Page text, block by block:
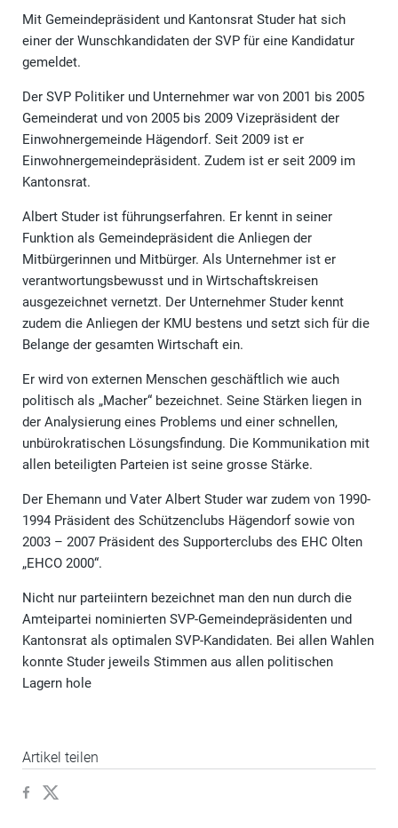
Mit Gemeindepräsident und Kantonsrat Studer hat sich
einer der Wunschkandidaten der SVP für eine Kandidatur
gemeldet.
Der SVP Politiker und Unternehmer war von 2001 bis 2005
Gemeinderat und von 2005 bis 2009 Vizepräsident der
Einwohnergemeinde Hägendorf. Seit 2009 ist er
Einwohnergemeindepräsident. Zudem ist er seit 2009 im
Kantonsrat.
Albert Studer ist führungserfahren. Er kennt in seiner
Funktion als Gemeindepräsident die Anliegen der
Mitbürgerinnen und Mitbürger. Als Unternehmer ist er
verantwortungsbewusst und in Wirtschaftskreisen
ausgezeichnet vernetzt. Der Unternehmer Studer kennt
zudem die Anliegen der KMU bestens und setzt sich für die
Belange der gesamten Wirtschaft ein.
Er wird von externen Menschen geschäftlich wie auch
politisch als „Macher“ bezeichnet. Seine Stärken liegen in
der Analysierung eines Problems und einer schnellen,
unbürokratischen Lösungsfindung. Die Kommunikation mit
allen beteiligten Parteien ist seine grosse Stärke.
Der Ehemann und Vater Albert Studer war zudem von 1990-
1994 Präsident des Schützenclubs Hägendorf sowie von
2003 – 2007 Präsident des Supporterclubs des EHC Olten
„EHCO 2000“.
Nicht nur parteiintern bezeichnet man den nun durch die
Amteipartei nominierten SVP-Gemeindepräsidenten und
Kantonsrat als optimalen SVP-Kandidaten. Bei allen Wahlen
konnte Studer jeweils Stimmen aus allen politischen
Lagern hole
Artikel teilen